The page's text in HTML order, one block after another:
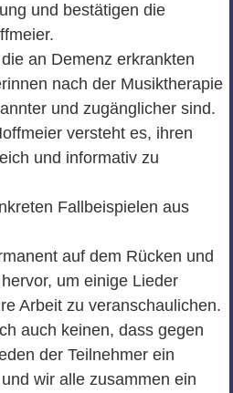
und bestätigen die
an Demenz erkrankten
nach der Musiktherapie
und zugänglicher sind.
versteht es, ihren
und informativ zu
Fallbeispielen aus
auf dem Rücken und
um einige Lieder
Arbeit zu veranschaulichen.
auch keinen, dass gegen
der Teilnehmer ein
wir alle zusammen ein